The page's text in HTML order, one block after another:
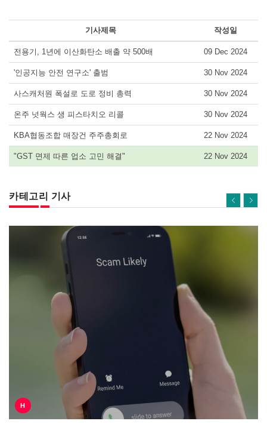
기사제목 작성일
전용기, 1년에 이산화탄소 배출 약 500배 09 Dec 2024
'인공지능 안전 연구소' 출범 30 Nov 2024
사스캐처원 폭설로 도로 정비 총력 30 Nov 2024
온주 넛웍스 생 피스타치오 리콜 30 Nov 2024
KBA협동조합 매장건 주주총회로 22 Nov 2024
"GST 면제 따른 업소 고민 해결" 22 Nov 2024
카테고리 기사
H